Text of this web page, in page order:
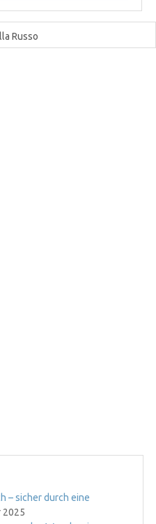
Russo
– sicher durch eine
2025